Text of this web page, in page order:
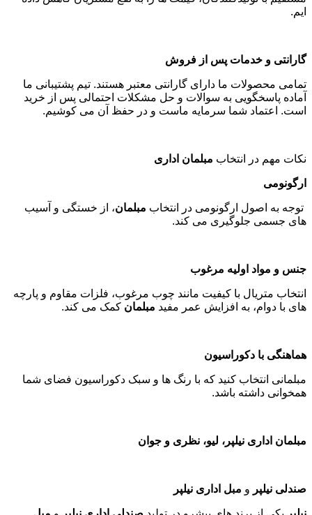
ایم.
گارانتی و خدمات پس از فروش
تمامی محصولات ما دارای گارانتی معتبر هستند. تیم پشتیبانی ما
آماده پاسخگویی به سوالات و حل مشکلات احتمالی پس از خرید
است. اعتماد شما سرمایه ماست و در حفظ آن می کوشیم.
نکات مهم در انتخاب مبلمان اداری
ارگونومی
توجه به اصول ارگونومی در انتخاب مبلمان، از خستگی و آسیب
های جسمی جلوگیری می کند.
جنس و مواد اولیه مرغوب
انتخاب متریال با کیفیت مانند چوب مرغوب، فلزات مقاوم و پارچه
های با دوام، به افزایش عمر مفید مبلمان کمک می کند.
هماهنگی با دکوراسیون
مبلمانی انتخاب کنید که با رنگ ها و سبک دکوراسیون فضای شما
همخوانی داشته باشد.
مبلمان اداری نیلپر، لیو، نظری و جوان
صندلی نیلپر و مبل اداری نیلپر